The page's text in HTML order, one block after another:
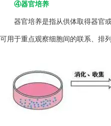
④器官培养
器官培养是指从供体取得器官或
可用于重点观察细胞间的联系、排